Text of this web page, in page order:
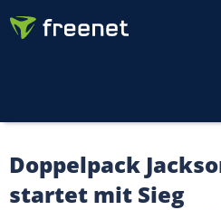
Doppelpack
startet mit Sieg